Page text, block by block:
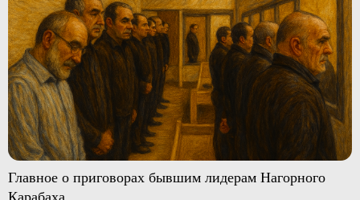
Главное о приговорах бывшим лидерам Нагорного